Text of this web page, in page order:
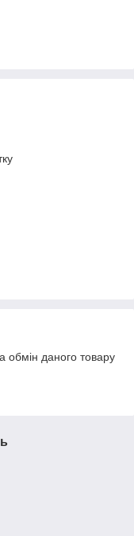
обмін даного товару